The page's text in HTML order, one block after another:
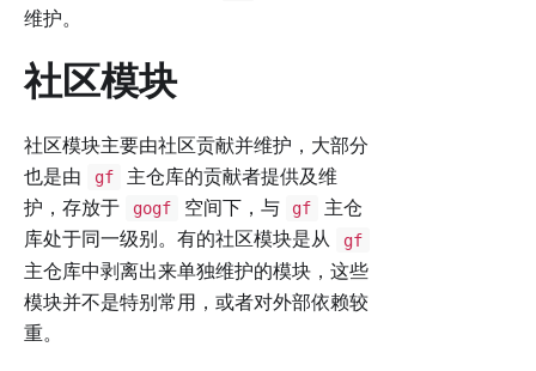
维护。
社区模块
社区模块主要由社区贡献并维护，大部分
也是由
gf
主仓库的贡献者提供及维
护，存放于
gogf 空间下，与 gf
主仓
库处于同一级别。有的社区模块是从
gf
主仓库中剥离出来单独维护的模块，这些
模块并不是特别常用，或者对外部依赖较
重。